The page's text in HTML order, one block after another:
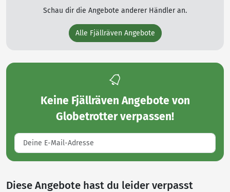
Schau dir die Angebote anderer Händler an.
Alle Fjällräven Angebote
Keine Fjällräven Angebote von
Globetrotterverpassen!
Diese Angebote hast du leider verpasst